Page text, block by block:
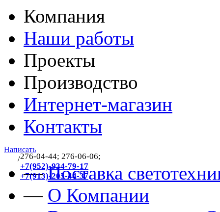
Компания
Наши работы
Проекты
Производство
Интернет-магазин
Контакты
Написать
/276-04-44; 276-06-06;
+7(952)-934-79-17
+7(913)-205-44-37
—Поставка
— О Компании